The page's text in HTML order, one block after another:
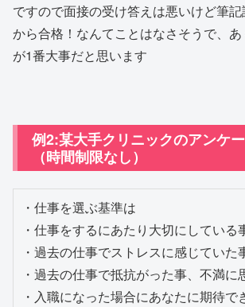
ですので面接の受け答えは悪いけど筆
から合格！なんてことはなさそうで、
が1番大事だと思います
例2:某大手クリニックのアンケ
（時間制限なし）
・仕事を選ぶ基準は
・仕事をするにあたり大切にしている
・過去の仕事でストレスに感じていた
・過去の仕事で抵抗がった事、不満に
・入職になった場合にあなたに期待で